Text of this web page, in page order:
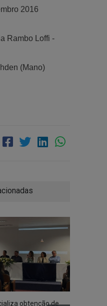
2016
Maria
Leomar
obtenção de